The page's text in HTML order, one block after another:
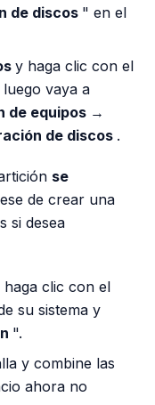
de discos " en el
y haga clic con el
luego vaya a
de equipos →
de discos .
se
de crear una
si desea
clic con el
su sistema y
".
y combine las
ahora no